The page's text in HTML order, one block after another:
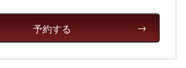
を行っております。
予約する